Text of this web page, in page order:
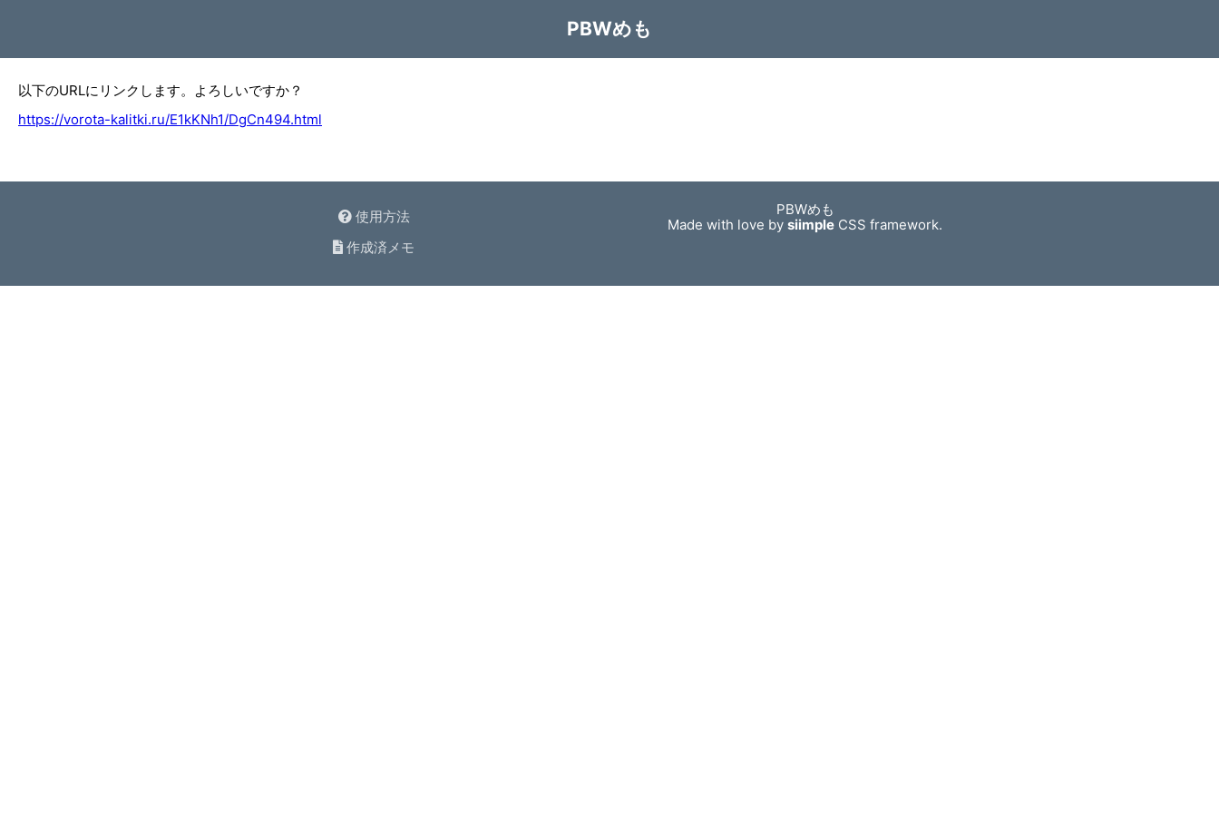
PBWめも
以下のURLにリンクします。よろしいですか？
https://vorota-kalitki.ru/E1kKNh1/DgCn494.html
使用方法
作成済メモ
PBWめも
Made with love bysiimple CSS framework.